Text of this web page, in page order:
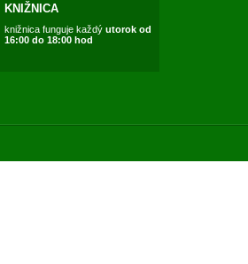
KNIŽNICA
knižnica funguje každý utorok od
16:00 do 18:00 hod